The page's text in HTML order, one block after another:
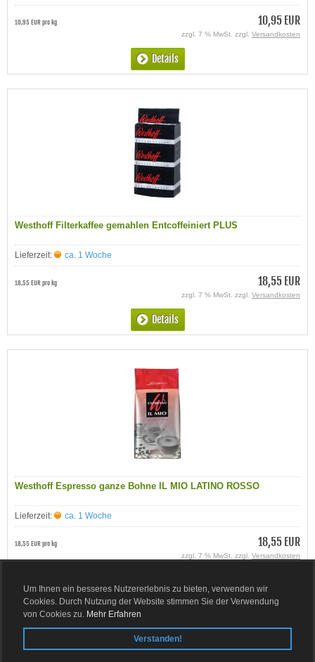
Um Ihnen ein besseres Nutzererlebnis zu bieten, verwenden wir
Cookies. Durch Nutzung der Website stimmen Sie der Verwendung
von Cookies zu. Mehr Erfahren
Verstanden!
10,95 EUR
10,95 EUR pro kg
zzgl. 7 % MwSt. zzgl. Versandkosten
Details
Westhoff Filterkaffee gemahlen Entcoffeiniert PLUS
Lieferzeit: ca. 1 Woche
18,55 EUR
18,55 EUR pro kg
zzgl. 7 % MwSt. zzgl. Versandkosten
Details
Westhoff Espresso ganze Bohne IL MIO LATINO ROSSO
Lieferzeit: ca. 1 Woche
18,55 EUR
18,55 EUR pro kg
zzgl. 7 % MwSt. zzgl. Versandkosten